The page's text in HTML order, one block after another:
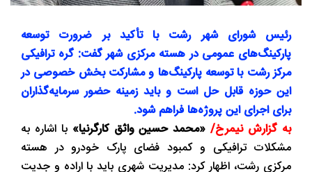
رئیس شورای شهر رشت با تأکید بر ضرورت توسعه
پارکینگ‌های عمومی در هسته مرکزی شهر گفت: گره ترافیکی
مرکز رشت با توسعه پارکینگ‌ها و مشارکت بخش خصوصی در
این حوزه قابل حل است و باید زمینه حضور سرمایه‌گذاران
برای اجرای این پروژه‌ها فراهم شود.
به گزارش نیمرخ/ «محمد حسین واثق کارگرنیا» با اشاره به
مشکلات ترافیکی و کمبود فضای پارک خودرو در هسته
مرکزی رشت، اظهار کرد: مدیریت شهری باید با اراده و جدیت